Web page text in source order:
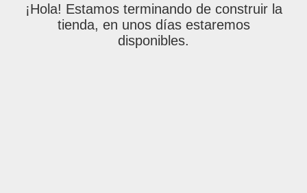
¡Hola! Estamos terminando de construir la
tienda, en unos días estaremos
disponibles.